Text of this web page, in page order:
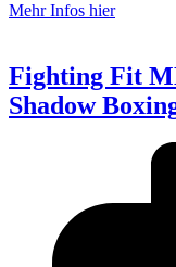
Mehr Infos hier
Fighting Fit
Shadow